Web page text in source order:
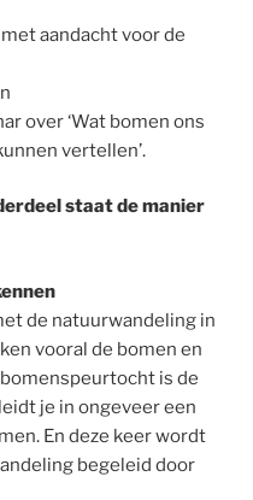
aandacht voor de
over ‘Wat bomen ons
vertellen’.
staat de manier
de natuurwandeling in
vooral de bomen en
is de
je in ongeveer een
En deze keer wordt
begeleid door